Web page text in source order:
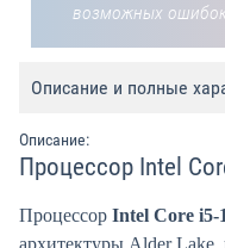
возможных
Описание и полные
Описание:
Процессор Intel
Процессор Intel Core i5-
архитектуры Alder Lake,